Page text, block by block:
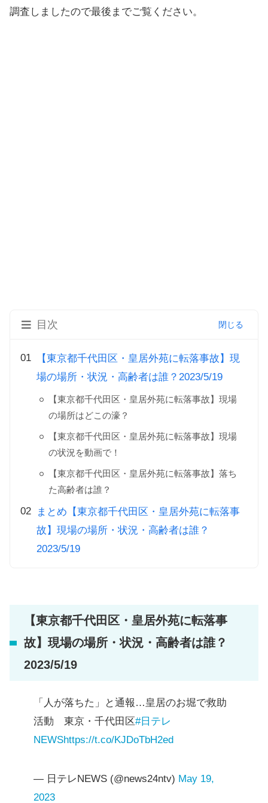
調査しましたので最後までご覧ください。
目次
【東京都千代田区・皇居外苑に転落事故】現
場の場所・状況・高齢者は誰？2023/5/19
【東京都千代田区・皇居外苑に転落事故】現場
の場所はどこの濠？
【東京都千代田区・皇居外苑に転落事故】現場
の状況を動画で！
【東京都千代田区・皇居外苑に転落事故】落ち
た高齢者は誰？
まとめ【東京都千代田区・皇居外苑に転落事
故】現場の場所・状況・高齢者は誰？
2023/5/19
【東京都千代田区・皇居外苑に転落事
故】現場の場所・状況・高齢者は誰？
2023/5/19
「人が落ちた」と通報…皇居のお堀で救助
活動 東京・千代田区#日テレ
NEWShttps://t.co/KJDoTbH2ed
— 日テレNEWS (@news24ntv) May 19,
2023